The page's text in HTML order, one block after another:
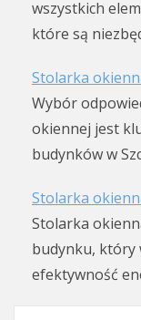
wszystkich
które są
Stolarka
Wybór
okiennej jest
budynków w
Stolarka
Stolarka
budynku, który
efektywność